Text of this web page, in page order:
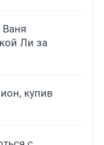
Ваня
Ли за
купив